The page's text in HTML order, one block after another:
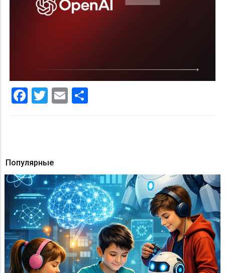
Facebook
Twitter
Email
Популярные